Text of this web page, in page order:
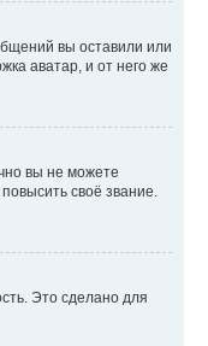
вы оставили или
аватар, и от него же
вы не можете
своё звание.
Это сделано для